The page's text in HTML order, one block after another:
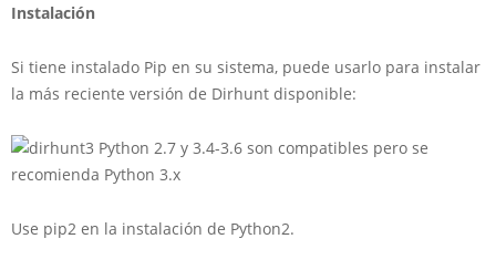
Instalación
Si tiene instalado Pip en su sistema, puede usarlo para instalar
la más reciente versión de Dirhunt disponible:
Python 2.7 y 3.4-3.6 son compatibles pero se
recomienda Python 3.x
Use pip2 en la instalación de Python2.